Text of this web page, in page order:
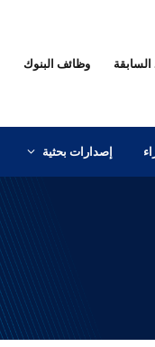
السابقة وظائف البنوك
إصدارات بحثية